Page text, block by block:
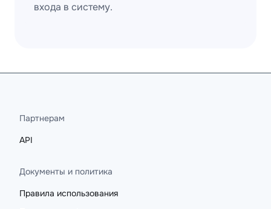
входа в систему.
Партнерам
API
Документы и политика
Правила использования